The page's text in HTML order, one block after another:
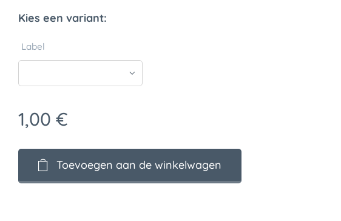
Kies een variant:
Label
1,00 €
Toevoegen aan de winkelwagen